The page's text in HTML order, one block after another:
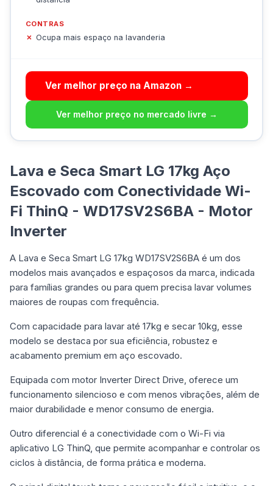
CONTRAS
Ocupa mais espaço na lavanderia
Ver melhor preço na Amazon →
Ver melhor preço no mercado livre →
Lava e Seca Smart LG 17kg Aço
Escovado com Conectividade Wi-
Fi ThinQ - WD17SV2S6BA - Motor
Inverter
A Lava e Seca Smart LG 17kg WD17SV2S6BA é um dos
modelos mais avançados e espaçosos da marca, indicada
para famílias grandes ou para quem precisa lavar volumes
maiores de roupas com frequência.
Com capacidade para lavar até 17kg e secar 10kg, esse
modelo se destaca por sua eficiência, robustez e
acabamento premium em aço escovado.
Equipada com motor Inverter Direct Drive, oferece um
funcionamento silencioso e com menos vibrações, além de
maior durabilidade e menor consumo de energia.
Outro diferencial é a conectividade com o Wi-Fi via
aplicativo LG ThinQ, que permite acompanhar e controlar os
ciclos à distância, de forma prática e moderna.